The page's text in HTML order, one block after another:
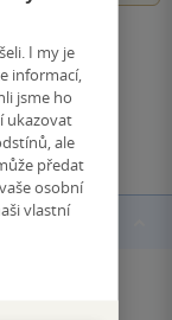
I my je
informací,
jsme ho
ukazovat
ale
předat
osobní
vlastní